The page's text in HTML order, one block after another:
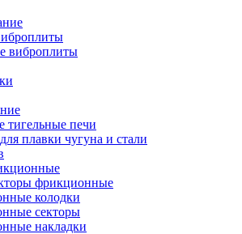
виброплиты
печи
плавки чугуна и стали
фрикционные
колодки
секторы
накладки